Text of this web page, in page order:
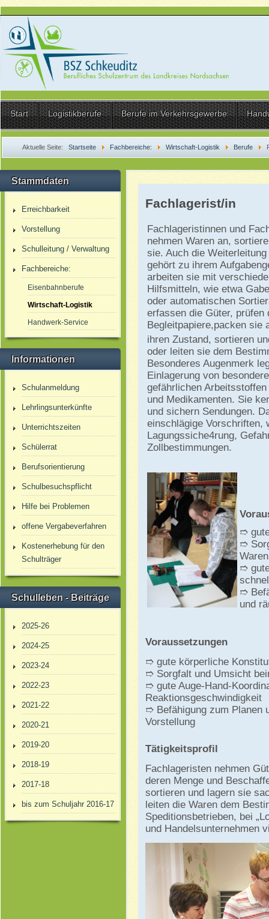
Start Logistikberufe Berufe im Verkehrsgewerbe
Aktuelle Seite: Startseite Fachbereiche: Wirtschaft-Logistik Berufe
Stammdaten
Erreichbarkeit
Vorstellung
Schulleitung / Verwaltung
Fachbereiche:
Eisenbahnberufe
Wirtschaft-Logistik
Handwerk-Service
Informationen
Schulanmeldung
Lehrlingsunterkünfte
Unterrichtszeiten
Schülerrat
Berufsorientierung
Schulbesuchspflicht
Hilfe bei Problemen
offene Vergabeverfahren
Kostenerhebung für den
Schulträger
Schulleben - Beiträge
2025-26
2024-25
2023-24
2022-23
2021-22
2020-21
2019-20
2018-19
2017-18
bis zum Schuljahr 2016-17
Fachlagerist/in
Fachlageristinnen und
nehmen Waren an,
sie. Auch die
gehört zu ihrem
arbeiten sie mit
Hilfsmitteln, wie etwa
oder automatischen
erfassen die Güter, prüfen
Begleitpapiere,packen sie
ihren Zustand, sortieren
oder leiten sie dem
Besonderes Augenmerk
Einlagerung von
gefährlichen
und Medikamenten. Sie
und sichern Sendungen.
einschlägige Vorschriften,
Lagungssiche4rung,
Zollbestimmungen.
➱
➱
Waren
➱
➱
und
Voraussetzungen
➱ gute körperliche
➱ Sorgfalt und Umsicht
➱ gute Auge-Hand-
Reaktionsgeschwindigkeit
➱ Befähigung zum Planen
Vorstellung
Tätigkeitsprofil
Fachlageristen nehmen
deren Menge und
sortieren und lagern sie
leiten die Waren dem
Speditionsbetrieben, bei
und Handelsunternehmen